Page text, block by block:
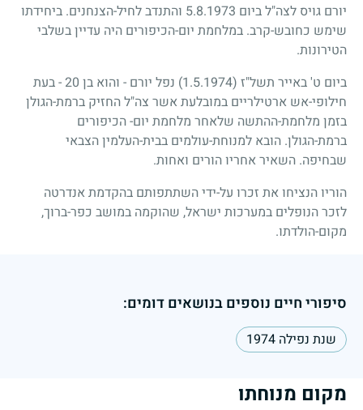
יורם גויס לצה"ל ביום 5.8.1973 והתנדב לחיל-הצנחנים. ביחידתו
שימש כחובש-קרב. במלחמת יום-הכיפורים היה עדיין בשלבי
הטירונות.
ביום ט' באייר תשל"ז (1.5.1974) נפל יורם - והוא בן 20- בעת
חילופי-אש ארטילריים במובלעת אשר צה"ל החזיק ברמת-הגולן
בזמן מלחמת-ההתשה שלאחר מלחמת יום- הכיפורים
ברמת-הגולן. הובא למנוחת-עולמים בבית-העלמין הצבאי
שבחיפה. השאיר אחריו הורים ואחות.
הוריו הנציחו את זכרו על-ידי השתתפותם בהקדמת אנדרטה
לזכר הנופלים במערכות ישראל, שהוקמה במושב כפר-ברוך,
מקום-הולדתו.
סיפורי חיים נוספים בנושאים דומים:
שנת נפילה 1974
מקום מנוחתו